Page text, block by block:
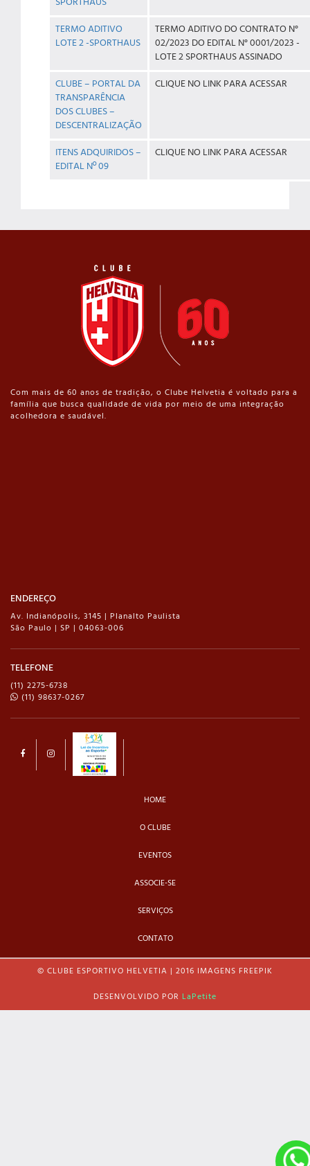
TERMO ADITIVO
LOTE 2 -SPORTHAUS
TERMO ADITIVO DO CONTRATO N°
02/2023 DO EDITAL N° 0001/2023 -
LOTE 2 SPORTHAUS ASSINADO
CLUBE – PORTAL DA
TRANSPARÊNCIA
DOS CLUBES –
DESCENTRALIZAÇÃO
CLIQUE NO LINK PARA ACESSAR
ITENS ADQUIRIDOS –
EDITAL Nº 09
CLIQUE NO LINK PARA ACESSAR
Com mais de 60 anos de tradição, o Clube Helvetia é voltado para a
família que busca qualidade de vida por meio de uma integração
acolhedora e saudável.
ENDEREÇO
Av. Indianópolis, 3145 | Planalto Paulista
São Paulo | SP | 04063-006
TELEFONE
(11) 2275-6738
(11) 98637-0267
HOME
O CLUBE
EVENTOS
ASSOCIE-SE
SERVIÇOS
CONTATO
© CLUBE ESPORTIVO HELVETIA | 2016 IMAGENS FREEPIK
DESENVOLVIDO POR LaPetite